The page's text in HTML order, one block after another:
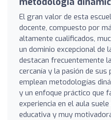
El gran valor de esta
docente, compuesto por
altamente cualificados,
un dominio excepcional de
destacan frecuentemente
cercanía y la pasión de sus
emplean metodologías
y un enfoque práctico que
experiencia en el aula
educativa y muy